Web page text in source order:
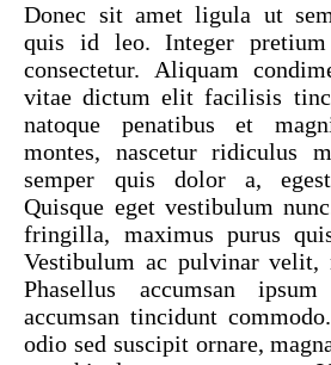
Donec sit amet ligula ut
quis id leo. Integer
consectetur. Aliquam
vitae dictum elit facilisis
natoque penatibus et
montes, nascetur ridiculus
semper quis dolor a,
Quisque eget vestibulum
fringilla, maximus purus
Vestibulum ac pulvinar velit,
Phasellus accumsan
accumsan tincidunt
odio sed suscipit ornare,